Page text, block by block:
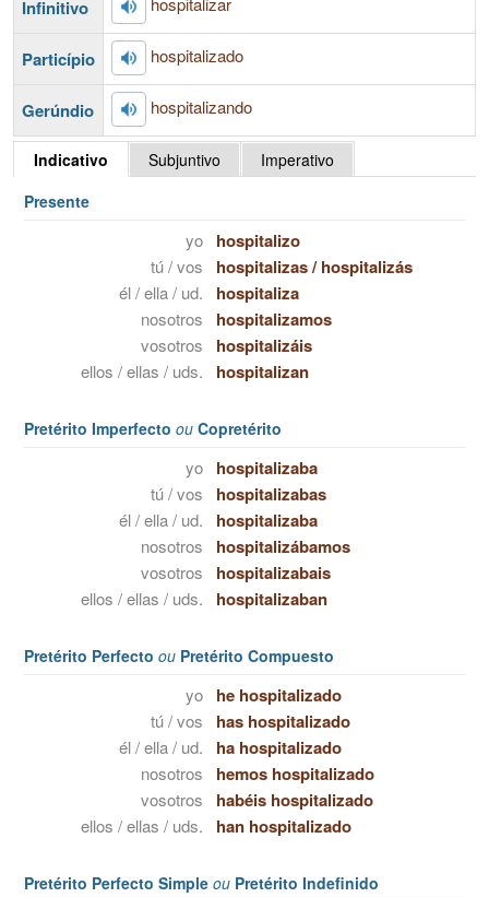
Infinitivo
Particípio hospitalizado
Gerúndio hospitalizando
Indicativo Subjuntivo
Imperativo
Presente
yo hospitalizo
tú / vos hospitalizas/hospitalizás
él / ella / ud. hospitaliza
nosotros hospitalizamos
vosotros hospitalizáis
ellos / ellas / uds. hospitalizan
Pretérito Imperfecto ou Copretérito
yo hospitalizaba
tú / vos hospitalizabas
él / ella / ud. hospitalizaba
nosotros hospitalizábamos
vosotros hospitalizabais
ellos / ellas / uds. hospitalizaban
Pretérito Perfecto ou Pretérito Compuesto
yo he hospitalizado
tú / vos has hospitalizado
él / ella / ud. ha hospitalizado
nosotros hemos hospitalizado
vosotros habéis hospitalizado
ellos / ellas / uds. han hospitalizado
Pretérito Perfecto Simple ou Pretérito Indefinido